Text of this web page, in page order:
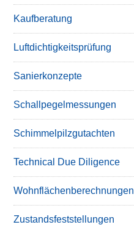
Kaufberatung
Luftdichtigkeitsprüfung
Sanierkonzepte
Schallpegelmessungen
Schimmelpilzgutachten
Technical Due Diligence
Wohnflächenberechnungen
Zustandsfeststellungen